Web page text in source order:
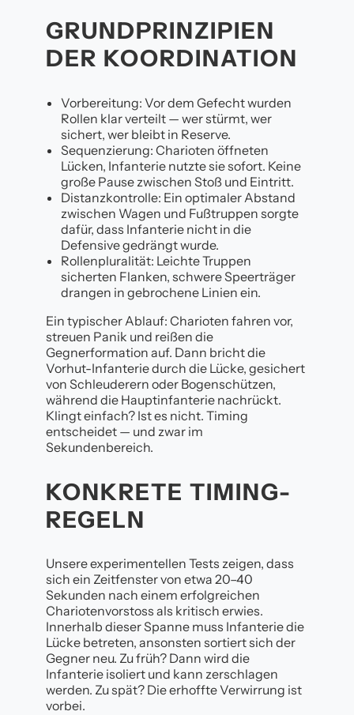
GRUNDPRINZIPIEN
DER KOORDINATION
Vorbereitung: Vor dem Gefecht wurden
Rollen klar verteilt — wer stürmt, wer
sichert, wer bleibt in Reserve.
Sequenzierung: Charioten öffneten
Lücken, Infanterie nutzte sie sofort. Keine
große Pause zwischen Stoß und Eintritt.
Distanzkontrolle: Ein optimaler Abstand
zwischen Wagen und Fußtruppen sorgte
dafür, dass Infanterie nicht in die
Defensive gedrängt wurde.
Rollenpluralität: Leichte Truppen
sicherten Flanken, schwere Speerträger
drangen in gebrochene Linien ein.
Ein typischer Ablauf: Charioten fahren vor,
streuen Panik und reißen die
Gegnerformation auf. Dann bricht die
Vorhut-Infanterie durch die Lücke, gesichert
von Schleuderern oder Bogenschützen,
während die Hauptinfanterie nachrückt.
Klingt einfach? Ist es nicht. Timing
entscheidet — und zwar im
Sekundenbereich.
KONKRETE TIMING-
REGELN
Unsere experimentellen Tests zeigen, dass
sich ein Zeitfenster von etwa 20–40
Sekunden nach einem erfolgreichen
Chariotenvorstoss als kritisch erwies.
Innerhalb dieser Spanne muss Infanterie die
Lücke betreten, ansonsten sortiert sich der
Gegner neu. Zu früh? Dann wird die
Infanterie isoliert und kann zerschlagen
werden. Zu spät? Die erhoffte Verwirrung ist
vorbei.